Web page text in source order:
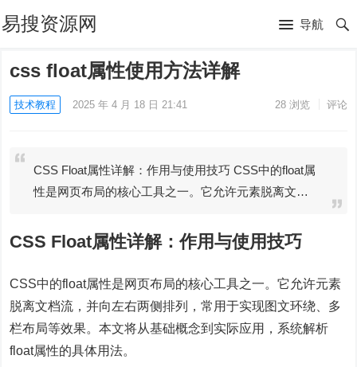
易搜资源网 导航
css float属性使用方法详解
技术教程 2025 年 4 月 18 日 21:41 28浏览 评论
CSS Float属性详解：作用与使用技巧 CSS中的float属
性是网页布局的核心工具之一。它允许元素脱离文…
CSS Float属性详解：作用与使用技巧
CSS中的float属性是网页布局的核心工具之一。它允许元素
脱离文档流，并向左右两侧排列，常用于实现图文环绕、多
栏布局等效果。本文将从基础概念到实际应用，系统解析
float属性的具体用法。